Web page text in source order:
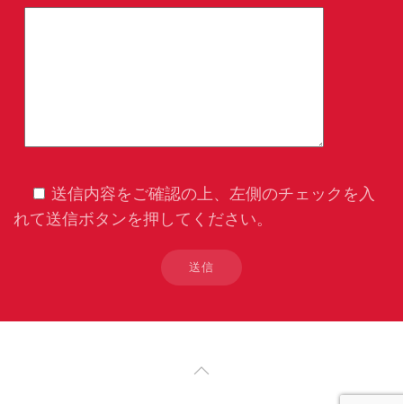
送信内容をご確認の上、左側のチェックを入
れて送信ボタンを押してください。